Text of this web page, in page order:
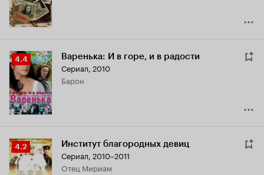
Рейтинг
Кинопоиска
4.4
4.4 Варенька: И в горе, и в радости
Сериал, 2010
барон
Рейтинг
Кинопоиска
4.2
4.2 Институт благородных девиц
Сериал, 2010–2011
отец Мириам